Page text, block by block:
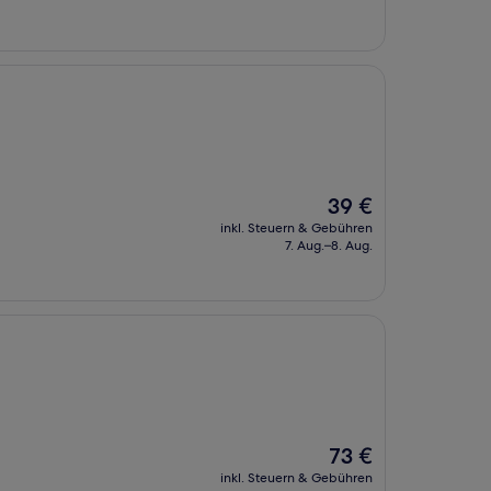
Der
Preis
beträgt
39 €
inkl. Steuern & Gebühren
7. Aug.–8. Aug.
Der
Preis
73 €
inkl. Steuern & Gebühren